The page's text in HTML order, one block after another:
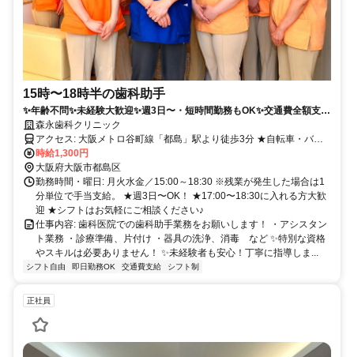
15時〜18時半の歯科助手
✨年齢不問✨未経験大歓迎✨週3日〜・短時間勤務もOK✨交通費全額支給
✨学生・主婦（夫）大歓迎
森永歯科クリニック
アクセス: 大阪メトロ谷町線「都島」駅より徒歩3分 ★自転車・バイ
ク通勤OK
時給1,300円
大阪府大阪市都島区
勤務時間・曜日: 月火水金／15:00～18:30 ※残業が発生した場合は1
分単位で手当支給。 ★週3日〜OK！ ★17:00〜18:30に入れる方大歓
迎 ★シフトはお気軽にご相談ください♪
仕事内容: 歯科医院での歯科助手業務をお願いします！ ・アシスタン
ト業務 ・診療準備、片付け ・器具の洗浄、消毒 など ✨特別な資格
やスキルは必要ありません！ ✨未経験者も安心！丁寧に指導しま...
シフト自由 即日勤務OK 交通費支給 シフト制
正社員